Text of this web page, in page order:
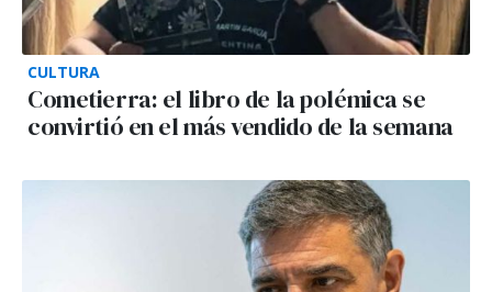
CULTURA
Cometierra: el libro de la polémica se
convirtió en el más vendido de la semana